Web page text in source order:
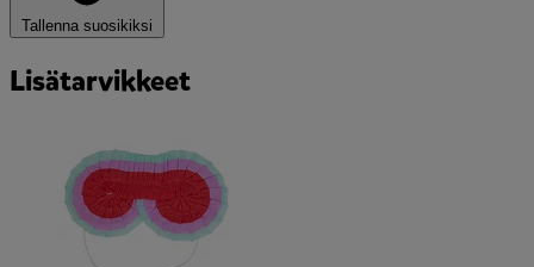
Tallenna suosikiksi
Lisätarvikkeet